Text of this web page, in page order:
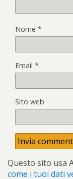
Nome *
Email *
Sito web
Questo sito usa
come i tuoi dati